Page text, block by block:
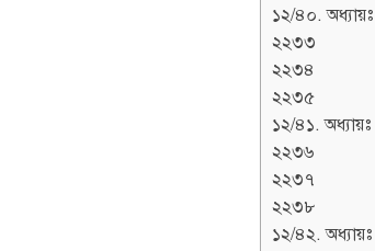
১২/৪০. অধ্যায়ঃ
২২৩৩
২২৩৪
২২৩৫
১২/৪১. অধ্যায়ঃ
২২৩৬
২২৩৭
২২৩৮
১২/৪২. অধ্যায়ঃ